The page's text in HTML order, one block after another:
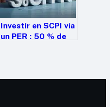
Investir en SCPI via
un PER : 50 % de
retraite